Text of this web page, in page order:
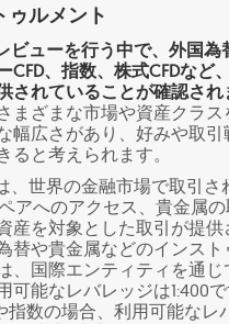
ゥルメント
ビューを行う中で、外国為
CFD、指数、株式CFDなど
されていることが確認され
まざまな市場や資産クラス
幅広さがあり、好みや取引
ると考えられます。
、世界の金融市場で取引さ
アへのアクセス、貴金属の
産を対象とした取引が提供
替や貴金属などのインスト
、国際エンティティを通じ
可能なレバレッジは1:400
指数の場合、利用可能なレ